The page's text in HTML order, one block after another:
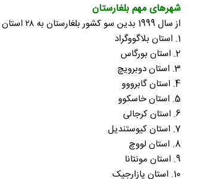
شهرهای مهم بلغارستان
از سال 1999 بدین سو کشور بلغارستان به ۲۸ استان (منطقه) بخش شده‌است. نام آن‌ها بدین شرح است:
1. استان بلاگووگراد
2. استان بورگاس
3. استان دوبرویچ
4. استان گابرووو
5. استان خاسکوو
6. استان کرجالی
7. استان کیوستندیل
8. استان لووچ
9. استان مونتانا
10. استان پازارجیک